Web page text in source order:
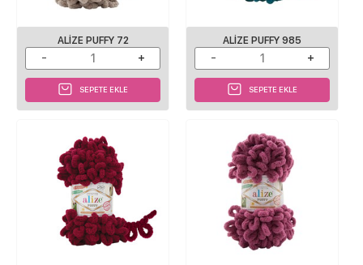
ALIZE PUFFY 72
SEPETE EKLE
ALIZE PUFFY 985
SEPETE EKLE